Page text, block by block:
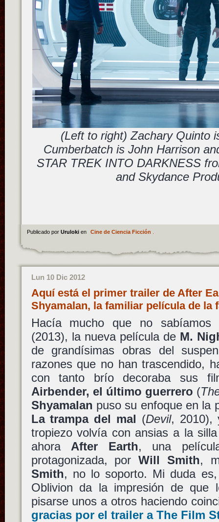
(Left to right) Zachary Quinto
Cumberbatch is John Harrison
STAR TREK INTO DARKNESS
and Skydance
Publicado por Uruloki en Cine de Ciencia Ficción
Lun 10 Dic 2012
Aquí está el primer trailer de After
Shyamalan, la familiar película de
Hacía mucho que no
(2013), la nueva película de M.
de grandísimas obras del
razones que no han trascendido,
con tanto brío decoraba sus
Airbender, el último guerrero (
Shyamalan puso su enfoque en la
La trampa del mal (Devil, 2010),
tropiezo volvía con ansias a la
ahora After Earth, una
protagonizada, porWill Smith,
Smith, no lo soporto. Mi duda
Oblivion da la impresión de que
pisarse unos a otros haciendo
gracias por el trailer a The Film